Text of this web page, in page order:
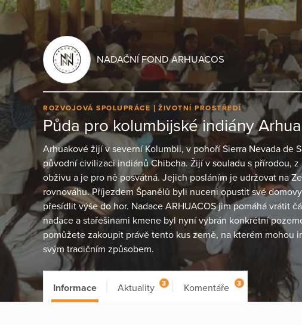
NADAČNÍ FOND ARHUACOS
ROZVOJOVÁ SPOLUPRÁCE ŽIVOTNÍ PROSTŘEDÍ
Půda pro kolumbijské indiány
Arhuakové žijí v severní Kolumbii, v pohoří Sierra Nevada de
původní civilizaci indiánů Chibcha. Žijí v souladu s přírodou, z
obživu a je pro ně posvátná. Jejich posláním je udržovat na
rovnováhu. Příjezdem Španělů byli nuceni opustit své
přesídlit výše do hor. Nadace ARHUACOS jim pomáhá vrátit
nadace a stařešinami kmene byl nyní vybrán konkrétní
pomůžete zakoupit právě tento kus země, na kterém mohou
svým tradičním způsobem.
Informace
Aktuality 3 Komentáře 3